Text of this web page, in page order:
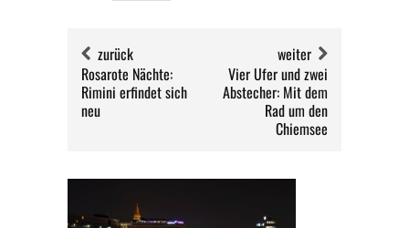
zurück
Rosarote Nächte:
Rimini erfindet sich
neu
weiter
Vier Ufer und zwei
Abstecher: Mit dem
Rad um den
Chiemsee